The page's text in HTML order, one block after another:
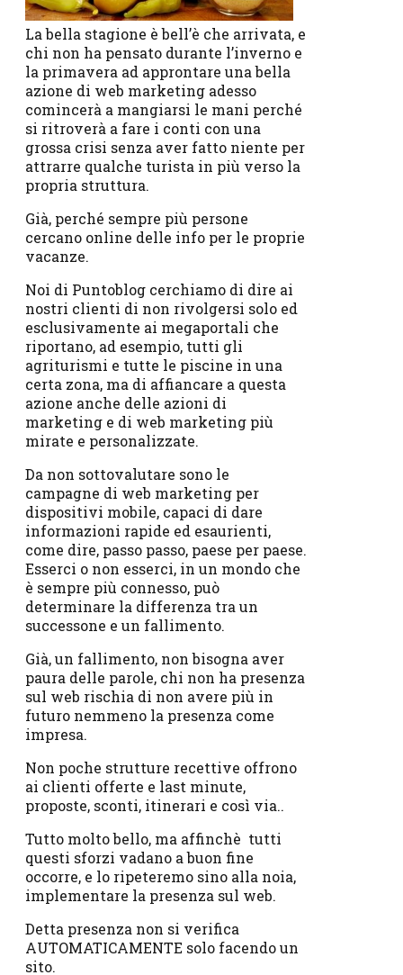
La bella stagione è bell’è che arrivata, e
chi non ha pensato durante l’inverno e
la primavera ad approntare una bella
azione di web marketing adesso
comincerà a mangiarsi le mani perché
si ritroverà a fare i conti con una
grossa crisi senza aver fatto niente per
attrarre qualche turista in più verso la
propria struttura.
Già, perché sempre più persone
cercano online delle info per le proprie
vacanze.
Noi di Puntoblog cerchiamo di dire ai
nostri clienti di non rivolgersi solo ed
esclusivamente ai megaportali che
riportano, ad esempio, tutti gli
agriturismi e tutte le piscine in una
certa zona, ma di affiancare a questa
azione anche delle azioni di
marketing e di web marketing più
mirate e personalizzate.
Da non sottovalutare sono le
campagne di web marketing per
dispositivi mobile, capaci di dare
informazioni rapide ed esaurienti,
come dire, passo passo, paese per paese.
Esserci o non esserci, in un mondo che
è sempre più connesso, può
determinare la differenza tra un
successone e un fallimento.
Già, un fallimento, non bisogna aver
paura delle parole, chi non ha presenza
sul web rischia di non avere più in
futuro nemmeno la presenza come
impresa.
Non poche strutture recettive offrono
ai clienti offerte e last minute,
proposte, sconti, itinerari e così via..
Tutto molto bello, ma affinchè tutti
questi sforzi vadano a buon fine
occorre, e lo ripeteremo sino alla noia,
implementare la presenza sul web.
Detta presenza non si verifica
AUTOMATICAMENTE solo facendo un
sito.